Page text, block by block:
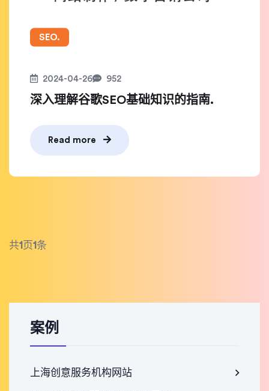
SEO.
2024-04-26 952
深入理解谷歌SEO基础知识的指南.
Read more
共1 页1条
案例
上海创意服务机构网站